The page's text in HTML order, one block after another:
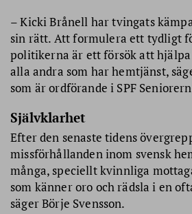
– Kicki Brånell har tvingats
sin rätt. Att formulera ett tydligt
politikerna är ett försök att hjälpa
alla andra som har hemtjänst,
som är ordförande i SPF
Självklarhet
Efter den senaste tidens
missförhållanden inom svensk
många, speciellt kvinnliga
som känner oro och rädsla i en
säger Börje Svensson.